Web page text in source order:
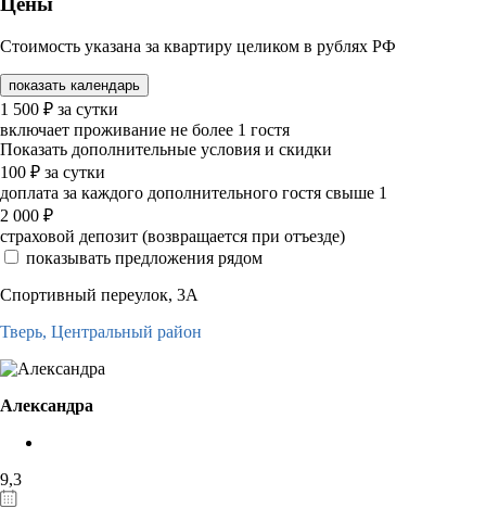
Стоимость указана за квартиру целиком в рублях РФ
показать календарь
1 500 ₽ за сутки
включает проживание не более 1 гостя
Показать дополнительные условия и скидки
100 ₽ за сутки
доплата за каждого дополнительного гостя свыше 1
2 000 ₽
страховой депозит (возвращается при отъезде)
показывать предложения рядом
Спортивный переулок, 3А
Тверь, Центральный район
Александра
9,3